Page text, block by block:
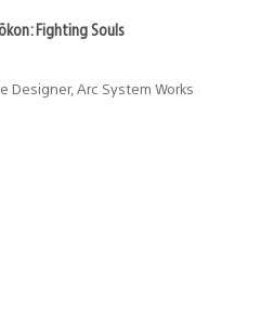
Fighting Souls
Designer, Arc System Works